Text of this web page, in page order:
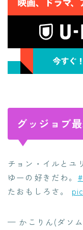
グッジョブ
チョン・イルとユ
ゆーの好きだわ。
たおもしろさ。
— かこりん(ダソム